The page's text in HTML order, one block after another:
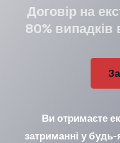
Договір на
80%
Ви отримаєте
затриманні у